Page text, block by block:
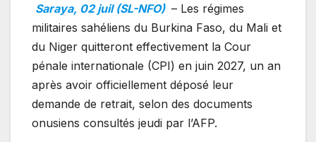
Saraya, 02 juil (SL-NFO) – Les régimes
militaires sahéliens du Burkina Faso, du Mali et
du Niger quitteront effectivement la Cour
pénale internationale (CPI) en juin 2027, un an
après avoir officiellement déposé leur
demande de retrait, selon des documents
onusiens consultés jeudi par l’AFP.